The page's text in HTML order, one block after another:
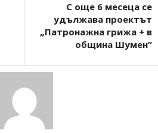
С още 6 месеца се
удължава проектът
„Патронажна грижа + в
община Шумен“